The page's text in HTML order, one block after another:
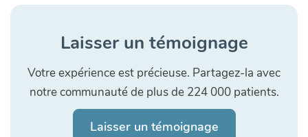
Laisser un témoignage
Votre expérience est précieuse. Partagez-la avec
notre communauté de plus de 224 000 patients.
Laisser un témoignage